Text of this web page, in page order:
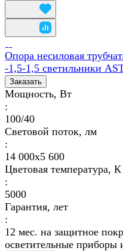
Опора несиловая
-1,5-1,5 светильники
Заказать
Мощность, Вт
:
100/40
Световой поток, лм
:
14 000х5 600
Цветовая температура, К
:
5000
Гарантия, лет
:
12 мес. на защитное
осветительные приборы